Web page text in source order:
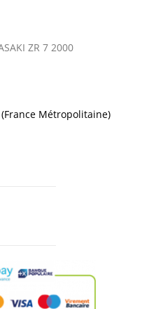
ZR 7 2000
Métropolitaine)